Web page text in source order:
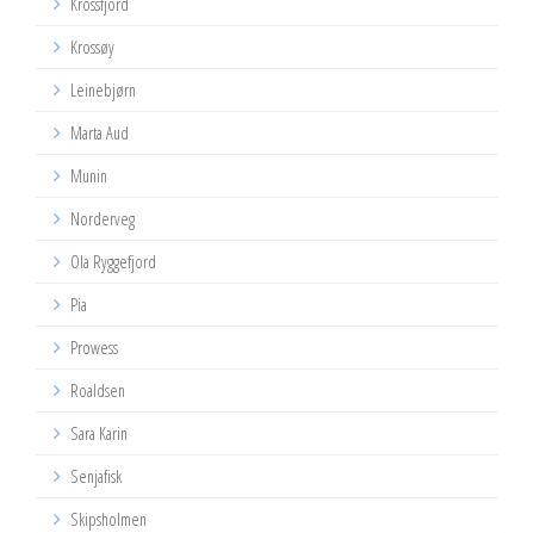
Krossøy
Leinebjørn
Marta Aud
Munin
Norderveg
Ola Ryggefjord
Pia
Prowess
Roaldsen
Sara Karin
Senjafisk
Skipsholmen